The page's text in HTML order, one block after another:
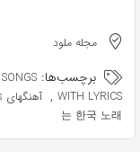
مجله ملود
برچسب‌ها:
WITH LYRICS
, آهنگهای Stray Kids با متن
는 한국 노래